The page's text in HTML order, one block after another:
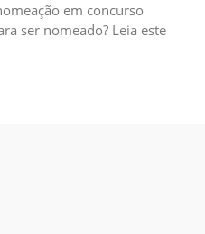
em concurso
ser nomeado? Leia este